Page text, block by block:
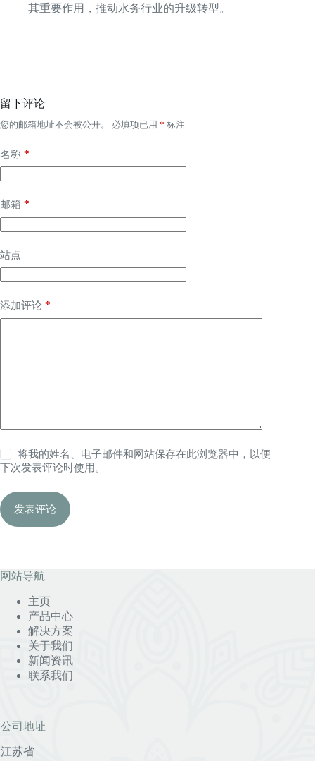
其重要作用，推动水务行业的升级转型。
留下评论
您的邮箱地址不会被公开。 必填项已用 * 标注
名称 *
邮箱 *
站点
添加评论 *
将我的姓名、电子邮件和网站保存在此浏览器中，以便
下次发表评论时使用。
发表评论
网站导航
主页
产品中心
解决方案
关于我们
新闻资讯
联系我们
公司地址
江苏省